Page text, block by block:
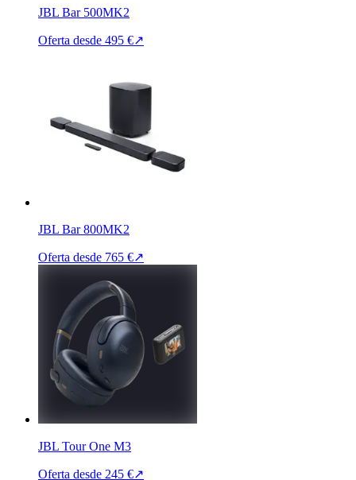
JBL Bar 500MK2
Oferta desde 495 €↗
JBL Bar 800MK2
Oferta desde 765 €↗
JBL Tour One M3
Oferta desde 245 €↗